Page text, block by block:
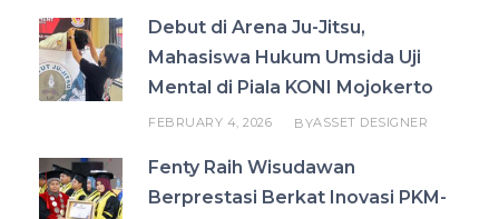
Debut di Arena Ju-Jitsu,
Mahasiswa Hukum Umsida Uji
Mental di Piala KONI Mojokerto
FEBRUARY 4, 2026 BYASSET DESIGNER
Fenty Raih Wisudawan
Berprestasi Berkat Inovasi PKM-